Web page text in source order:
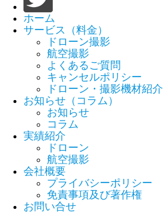
ホーム
サービス（料金）
ドローン撮影
航空撮影
よくあるご質問
キャンセルポリシー
ドローン・撮影機材紹介
お知らせ（コラム）
お知らせ
コラム
実績紹介
ドローン
航空撮影
会社概要
プライバシーポリシー
免責事項及び著作権
お問い合せ